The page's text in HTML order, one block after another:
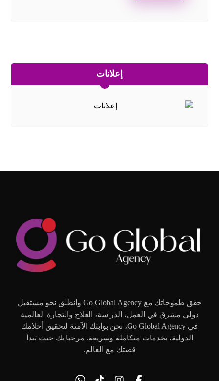
إعلانات
حقق طموحاتك مع Go Global Agency وانطلق نحو مستقبل
دولي مشرق في العمل، الدراسة، العلاج والتجارة العالمية
في Go Global Agency، نحن بوابتك الآمنة لتحقيق أحلامك
الدولية، بخدمات متكاملة وسريعة. مرحبا بك حيث تبدأ
قصتك مع العالم.